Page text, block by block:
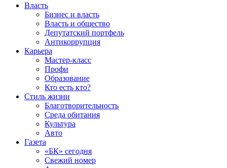
Власть
Бизнес и власть
Власть и общество
Депутатский портфель
Антикоррупция
Карьера
Мастер-класс
Профи
Образование
Кто есть кто?
Стиль жизни
Благотворительность
Среда обитания
Культура
Авто
Газета
«БК» сегодня
Свежий номер